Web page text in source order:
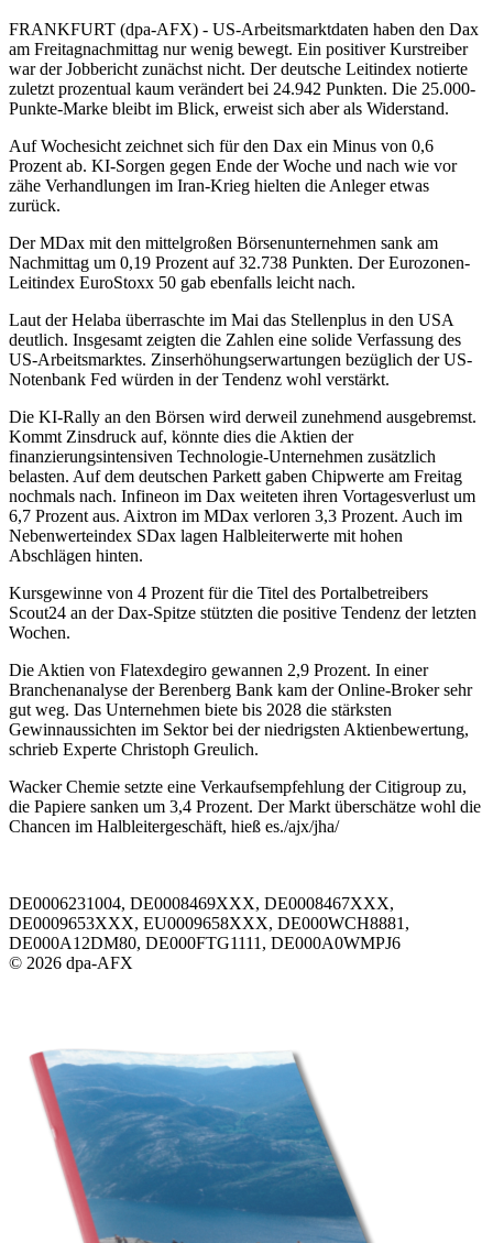
FRANKFURT (dpa-AFX) - US-Arbeitsmarktdaten haben den Dax
am Freitagnachmittag nur wenig bewegt. Ein positiver Kurstreiber
war der Jobbericht zunächst nicht. Der deutsche Leitindex notierte
zuletzt prozentual kaum verändert bei 24.942 Punkten. Die 25.000-
Punkte-Marke bleibt im Blick, erweist sich aber als Widerstand.
Auf Wochesicht zeichnet sich für den Dax ein Minus von 0,6
Prozent ab. KI-Sorgen gegen Ende der Woche und nach wie vor
zähe Verhandlungen im Iran-Krieg hielten die Anleger etwas
zurück.
Der MDax mit den mittelgroßen Börsenunternehmen sank am
Nachmittag um 0,19 Prozent auf 32.738 Punkten. Der Eurozonen-
Leitindex EuroStoxx 50 gab ebenfalls leicht nach.
Laut der Helaba überraschte im Mai das Stellenplus in den USA
deutlich. Insgesamt zeigten die Zahlen eine solide Verfassung des
US-Arbeitsmarktes. Zinserhöhungserwartungen bezüglich der US-
Notenbank Fed würden in der Tendenz wohl verstärkt.
Die KI-Rally an den Börsen wird derweil zunehmend ausgebremst.
Kommt Zinsdruck auf, könnte dies die Aktien der
finanzierungsintensiven Technologie-Unternehmen zusätzlich
belasten. Auf dem deutschen Parkett gaben Chipwerte am Freitag
nochmals nach. Infineon im Dax weiteten ihren Vortagesverlust um
6,7 Prozent aus. Aixtron im MDax verloren 3,3 Prozent. Auch im
Nebenwerteindex SDax lagen Halbleiterwerte mit hohen
Abschlägen hinten.
Kursgewinne von 4 Prozent für die Titel des Portalbetreibers
Scout24 an der Dax-Spitze stützten die positive Tendenz der letzten
Wochen.
Die Aktien von Flatexdegiro gewannen 2,9 Prozent. In einer
Branchenanalyse der Berenberg Bank kam der Online-Broker sehr
gut weg. Das Unternehmen biete bis 2028 die stärksten
Gewinnaussichten im Sektor bei der niedrigsten Aktienbewertung,
schrieb Experte Christoph Greulich.
Wacker Chemie setzte eine Verkaufsempfehlung der Citigroup zu,
die Papiere sanken um 3,4 Prozent. Der Markt überschätze wohl die
Chancen im Halbleitergeschäft, hieß es./ajx/jha/
DE0006231004, DE0008469XXX, DE0008467XXX,
DE0009653XXX, EU0009658XXX, DE000WCH8881,
DE000A12DM80, DE000FTG1111, DE000A0WMPJ6
© 2026 dpa-AFX